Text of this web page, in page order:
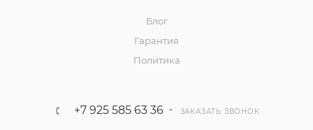
Блог
Гарантия
Политика
+7 925 585 63 36 ЗАКАЗАТЬ ЗВОНОК